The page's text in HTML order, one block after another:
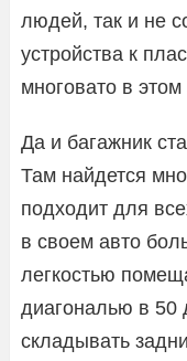
людей, так и не
устройства к
многовато в
Да и багажник
Там найдется
подходит для
в своем авто
легкостью
диагональю в 50
складывать